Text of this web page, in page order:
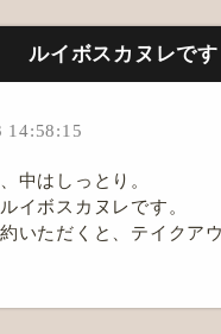
ルイボスカヌレです
14:58:15
中はしっとり。
イボスカヌレです。
いただくと、テイクア